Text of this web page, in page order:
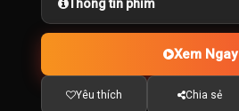
Thông tin phim
Xem Ngay
Yêu thích Chia sẻ